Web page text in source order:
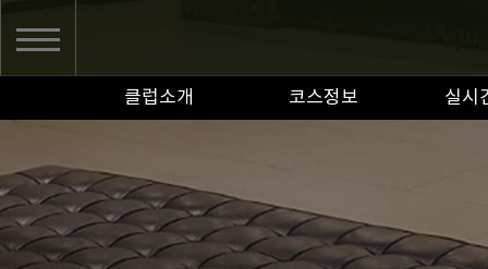
클럽소개 코스정보 실시